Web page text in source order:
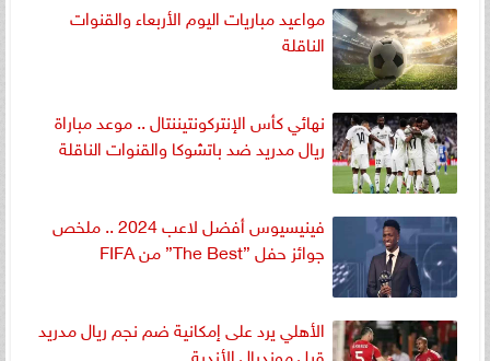
مواعيد مباريات اليوم الأربعاء والقنوات
الناقلة
نهائي كأس الإنتركونتيننتال .. موعد مباراة
ريال مدريد ضد باتشوكا والقنوات الناقلة
فينيسيوس أفضل لاعب 2024 .. ملخص
جوائز حفل ”The Best” من FIFA
الأهلي يرد على إمكانية ضم نجم ريال مدريد
قبل مونديال الأندية